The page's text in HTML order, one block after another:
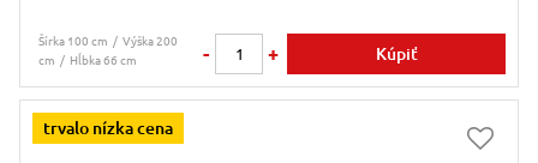
Šírka 100 cm
Výška 200
cm
Hĺbka 66 cm - + Kúpiť
trvalo nízka cena